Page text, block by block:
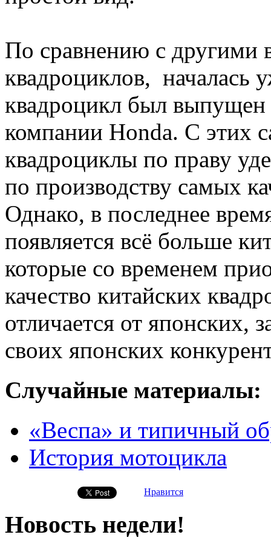
По сравнению с другими
квадроциклов, началась
квадроцикл был
компании Honda. С этих
квадроциклы по праву
по производству самых
Однако, в последнее
появляется всё больше
которые со временем
качество китайских
отличается от японских,
своих японских
Случайные материалы:
«Веспа» и типичный
История мотоцикла
Нравится
Новость недели!